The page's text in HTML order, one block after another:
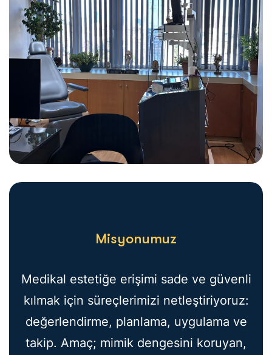
Misyonumuz
Medikal estetiğe erişimi sade ve güvenli
kılmak için süreçlerimizi netleştiriyoruz:
değerlendirme, planlama, uygulama ve
takip. Amaç; mimik dengesini koruyan,